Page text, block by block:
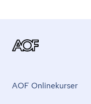
AOF Onlinekurser